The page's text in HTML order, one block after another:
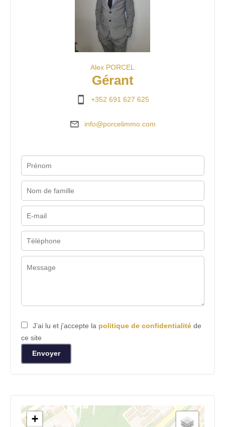
Alex PORCEL
Gérant
+352 691 627 625
info@porcelimmo.com
J’ai lu et j'accepte la politique de confidentialitéde
ce site
Envoyer
+